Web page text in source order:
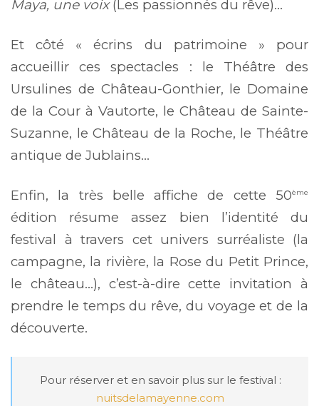
Maya, une voix(Les passionnés du rêve)…
Et côté « écrins du patrimoine » pour
accueillir ces spectacles : le Théâtre des
Ursulines de Château-Gonthier, le Domaine
de la Cour à Vautorte, le Château de Sainte-
Suzanne, le Château de la Roche, le Théâtre
antique de Jublains…
Enfin, la très belle affiche de cette 50ème
édition résume assez bien l’identité du
festival à travers cet univers surréaliste (la
campagne, la rivière, la Rose du Petit Prince,
le château…), c’est-à-dire cette invitation à
prendre le temps du rêve, du voyage et de la
découverte.
nuitsdelamayenne.com